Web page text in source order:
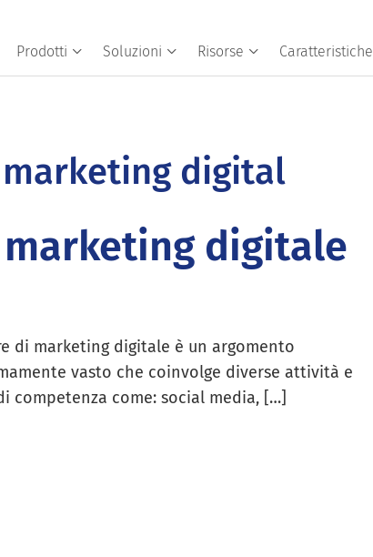
Prodotti Soluzioni Risorse Caratteristiche
digital
marketing digitale
di marketing digitale è un argomento
vasto che coinvolge diverse attività e
competenza come: social media, […]